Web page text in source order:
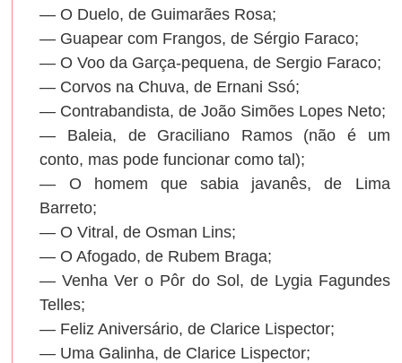
— O Duelo, de Guimarães Rosa;
— Guapear com Frangos, de Sérgio Faraco;
— O Voo da Garça-pequena, de Sergio Faraco;
— Corvos na Chuva, de Ernani Ssó;
— Contrabandista, de João Simões Lopes Neto;
— Baleia, de Graciliano Ramos (não é um
conto, mas pode funcionar como tal);
— O homem que sabia javanês, de Lima
Barreto;
— O Vitral, de Osman Lins;
— O Afogado, de Rubem Braga;
— Venha Ver o Pôr do Sol, de Lygia Fagundes
Telles;
— Feliz Aniversário, de Clarice Lispector;
— Uma Galinha, de Clarice Lispector;